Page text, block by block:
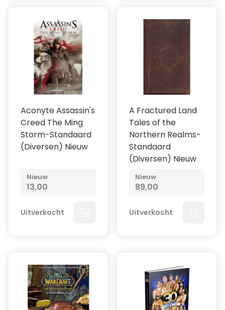
Aconyte Assassin's
Creed The Ming
Storm-Standaard
(Diversen) Nieuw
Nieuw
13,00
Uitverkocht
A Fractured Land
Tales of the
Northern Realms-
Standaard
(Diversen) Nieuw
Nieuw
89,00
Uitverkocht